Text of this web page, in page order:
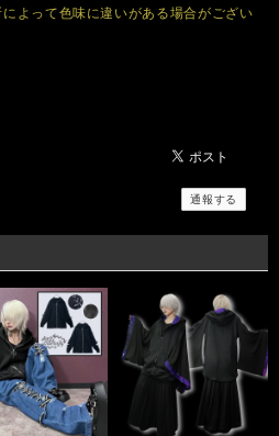
よって色味に違いがある場合がござい
通報する